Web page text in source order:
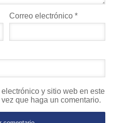
Correo electrónico*
y sitio web en este
que haga un comentario.